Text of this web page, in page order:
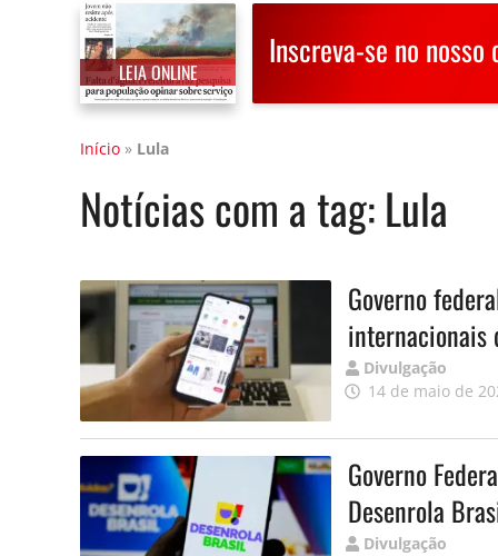
LEIA ONLINE
Inscreva-se no nosso
Início » Lula
Notícias com a tag:Lula
Governo
internacionais
Publicado
por
Divulgação
14 de maio de
Governo
Desenrola
Publicado
Divulgação